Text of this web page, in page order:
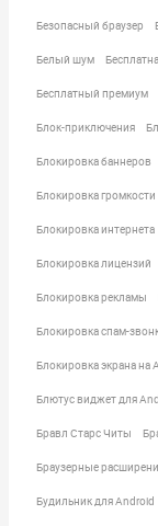
Безопасный браузер
Белый шум
Бесплатный премиум
Блок-приключения
Блокировка баннеров
Блокировка громкости
Блокировка интернета
Блокировка лицензий
Блокировка рекламы
Блокировка спам-
Блокировка экрана на
Блютус виджет для
Бравл Старс Читы
Браузерные
Будильник для Android